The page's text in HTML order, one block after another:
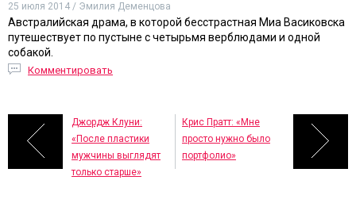
25 июля 2014 / Эмилия Деменцова
Австралийская драма, в которой бесстрастная Миа Васиковска
путешествует по пустыне с четырьмя верблюдами и одной
собакой.
Комментировать
Джордж Клуни:
«После пластики
мужчины выглядят
только старше»
Крис Пратт: «Мне
просто нужно было
портфолио»